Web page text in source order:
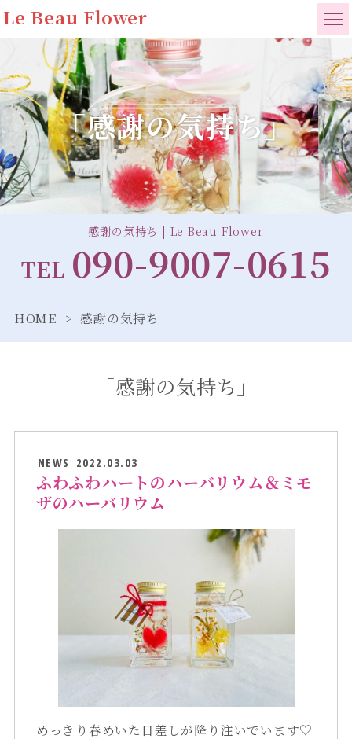
Le Beau Flower
「感謝の気持ち」
感謝の気持ち | Le Beau Flower
TEL 090-9007-0615
HOME 感謝の気持ち
「感謝の気持ち」
NEWS 2022.03.03
ふわふわハートのハーバリウム＆ミモ
ザのハーバリウム
めっきり春めいた日差しが降り注いでいます♡